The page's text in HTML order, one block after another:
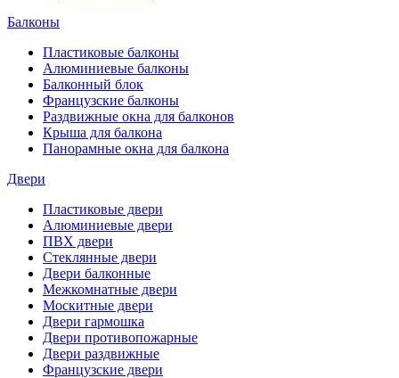
Балконы
Пластиковые балконы
Алюминиевые балконы
Балконный блок
Французские балконы
Раздвижные окна для балконов
Крыша для балкона
Панорамные окна для балкона
Двери
Пластиковые двери
Алюминиевые двери
ПВХ двери
Стеклянные двери
Двери балконные
Межкомнатные двери
Москитные двери
Двери гармошка
Двери противопожарные
Двери раздвижные
Французские двери